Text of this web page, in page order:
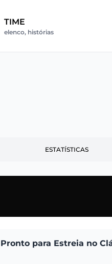
TIME
elenco, histórias
ESTATÍSTICAS
para Estreia no